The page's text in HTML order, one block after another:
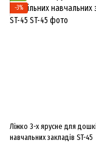
−3%
Ліжко 3-х ярусне для
навчальних закладів ST-45